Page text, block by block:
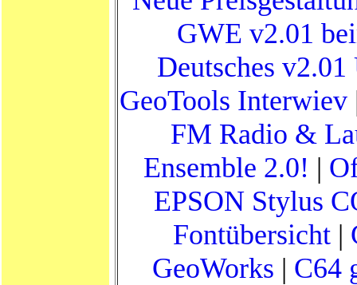
GWE v2.01
Deutsches
GeoTools Interwiev
FM Radio &
Ensemble 2.0! |
EPSON Stylus
Fontübersicht|
GeoWorks | C64